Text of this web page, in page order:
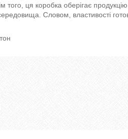
того, ця коробка оберігає
Словом, властивості